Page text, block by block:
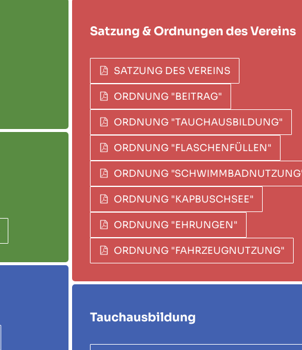
Satzung & Ordnungen des Vereins
SATZUNG DES VEREINS
ORDNUNG "BEITRAG"
ORDNUNG "TAUCHAUSBILDUNG"
ORDNUNG "FLASCHENFÜLLEN"
ORDNUNG
ORDNUNG "KAPBUSCHSEE"
ORDNUNG "EHRUNGEN"
ORDNUNG "FAHRZEUGNUTZUNG"
Tauchausbildung